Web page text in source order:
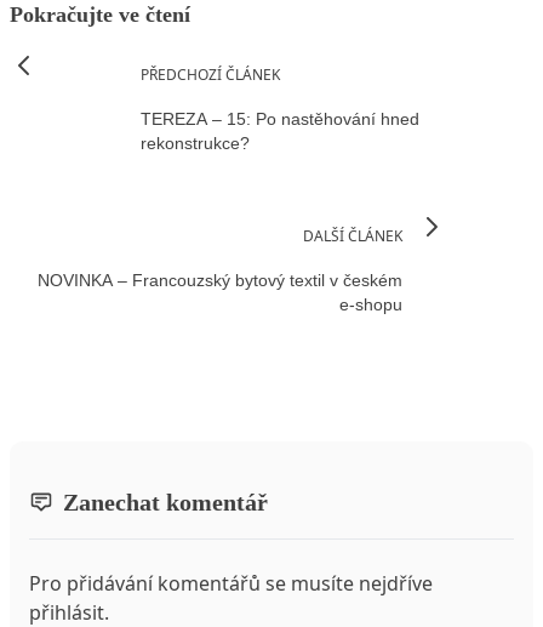
Pokračujte ve čtení
PŘEDCHOZÍ ČLÁNEK
TEREZA – 15: Po nastěhování hned
rekonstrukce?
DALŠÍ ČLÁNEK
NOVINKA – Francouzský bytový textil v českém
e-shopu
Zanechat komentář
Pro přidávání komentářů se musíte nejdříve
přihlásit.